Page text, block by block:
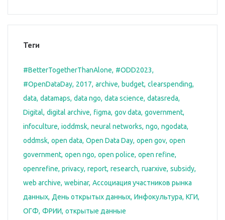
Теги
#BetterTogetherThanAlone #ODD2023
#OpenDataDay 2017 archive budget clearspending
data datamaps data ngo data science datasreda
Digital digital archive figma gov data government
infoculture ioddmsk neural networks ngo ngodata
oddmsk open data Open Data Day open gov open
government open ngo open police open refine
openrefine privacy report research ruarxive subsidy
web archive webinar Ассоциация участников рынка
данных День открытых данных Инфокультура КГИ
ОГФ ФРИИ открытые данные